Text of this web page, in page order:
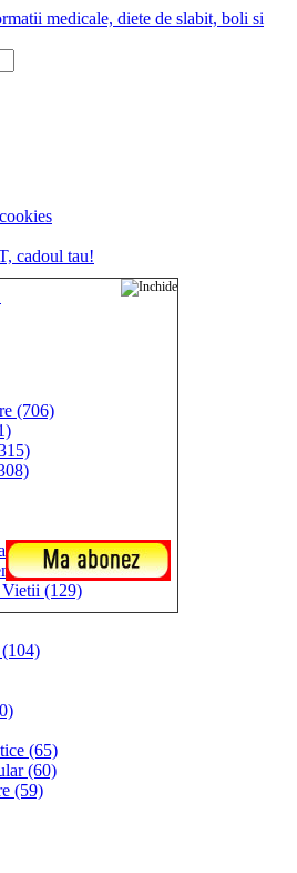
medicale, diete de slabit, boli si
cadoul tau!
(706)
(170)
(167)
Vietii (129)
(104)
(65)
(60)
(59)